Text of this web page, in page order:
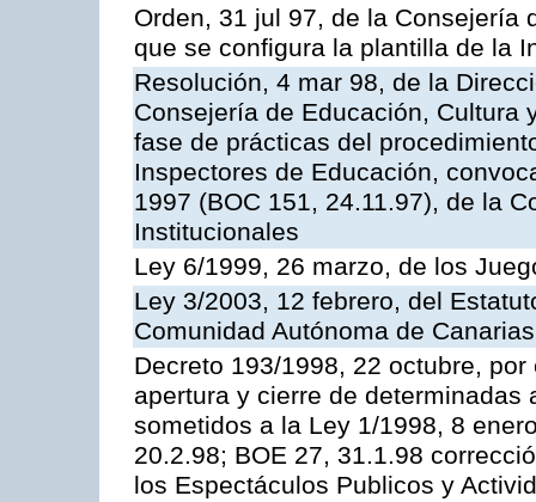
Orden, 31 jul 97, de la Consejería
que se configura la plantilla de la
Resolución, 4 mar 98, de la
Consejería de Educación, Cultura
fase de prácticas del
Inspectores de Educación,
1997 (BOC 151, 24.11.97), de la
Institucionales
Ley 6/1999, 26 marzo, de los
Ley 3/2003, 12 febrero, del
Comunidad Autónoma de Canarias
Decreto 193/1998, 22 octubre,
apertura y cierre de
sometidos a la Ley 1/1998, 8
20.2.98; BOE 27, 31.1.98
los Espectáculos Publicos y